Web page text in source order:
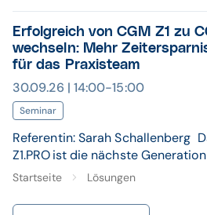
Erfolgreich von CGM Z1 zu
wechseln: Mehr
für das Praxisteam
30.09.26 | 14:00-15:00
Seminar
Referentin: Sarah Schallenberg
Z1.PRO ist die nächste
Startseite Lösungen